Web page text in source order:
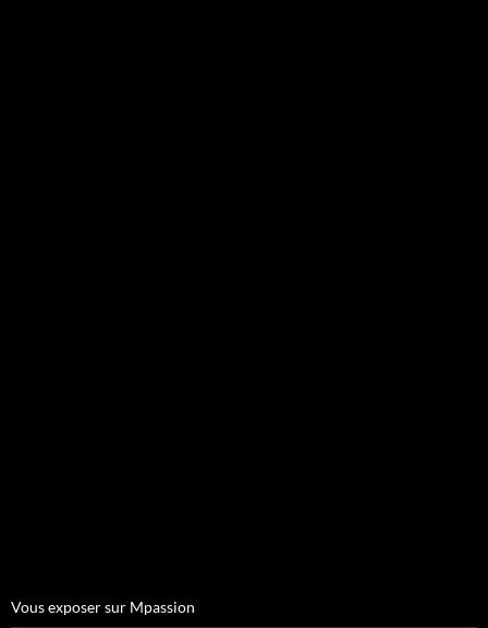
Vous exposer sur Mpassion